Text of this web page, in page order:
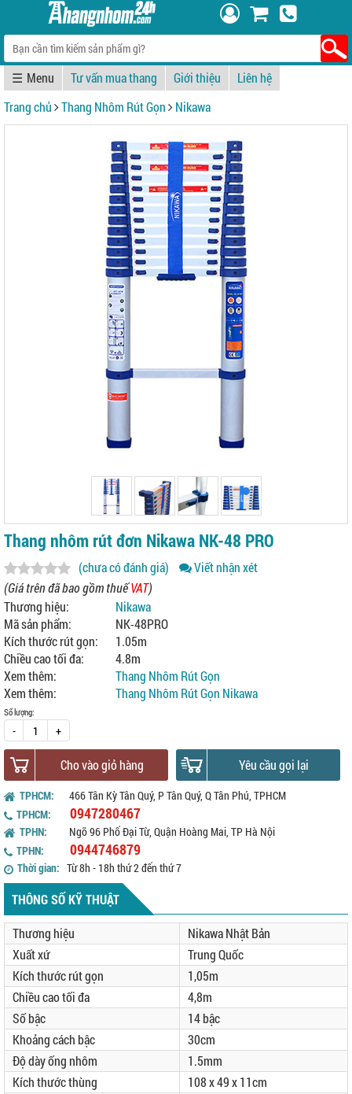
☰ Tư vấn mua thang Giới thiệu
Liên hệ
Trang chủ
Thang Nhôm Rút Gọn Nikawa
Thang nhôm rút đơn Nikawa NK-48 PRO
(chưa có đánh giá)
Viết nhận xét
(Giá trên đã bao gồm thuếVAT)
Thương hiệu:
Nikawa
Mã sản phẩm:
NK-48PRO
Kích thước rút gọn:
1.05m
Chiều cao tối đa:
4.8m
Xem thêm:
Thang Nhôm Rút Gọn
Xem thêm:
Thang Nhôm Rút Gọn Nikawa
Số lượng:
- +
Cho vào giỏ hàng Yêu cầu gọi lại
TPHCM:
466 Tân Kỳ Tân Quý, P Tân Quý, Q Tân Phú, TPHCM
TPHCM:
0947280467
TPHN:
Ngõ 96 Phố Đại Từ, Quận Hoàng Mai, TP Hà Nội
TPHN:
0944746879
Thời gian: Từ 8h - 18h thứ 2 đến thứ 7
THÔNG SỐ KỸ THUẬT
Thương hiệu
Nikawa Nhật Bản
Xuất xứ
Trung Quốc
Kích thước rút gọn
1,05m
Chiều cao tối đa
4,8m
Số bậc
14 bậc
Khoảng cách bậc
30cm
Độ dày ống nhôm
1.5mm
Kích thước thùng
108 x 49 x 11cm